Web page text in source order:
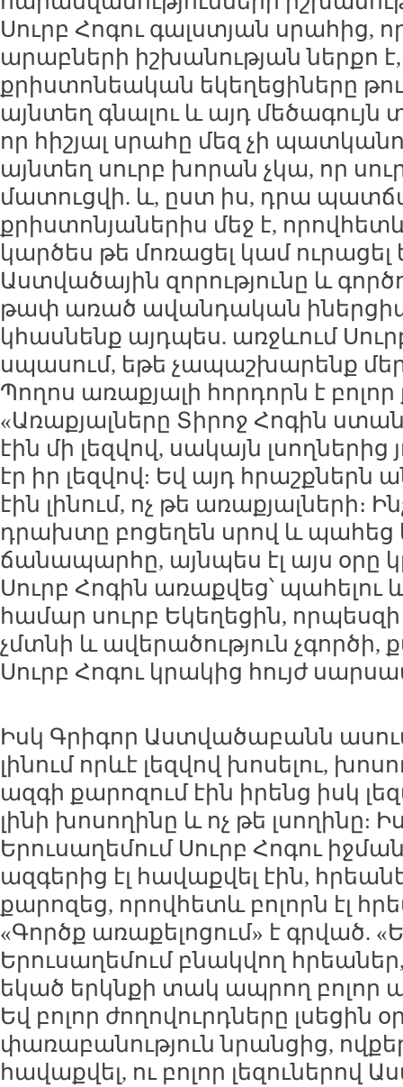
Սուրբ Հոգու գալստյան սրահից,
արաբների իշխանության ներքո է,
քրիստոնեական եկեղեցիները
այնտեղ գնալու և այդ մեծագույն
որ հիշյալ սրահը մեզ չի
այնտեղ սուրբ խորան չկա, որ
մատուցվի. և, ըստ իս, դրա
քրիստոնյաներիս մեջ է,
կարծես թե մոռացել կամ ուրացել
Աստվածային զորությունը և
թափ առած ավանդական
կհասնենք այդպես. առջևում
սպասում, եթե չապաշխարենք
Պողոս առաքյալի հորդորն է
«Առաքյալները Տիրոջ Հոգին
էին մի լեզվով, սակայն լսողներից
էր իր լեզվով: Եվ այդ
էին լինում, ոչ թե
դրախտը բոցեղեն սրով և պահեց
ճանապարհը, այնպես էլ այս օրը
Սուրբ Հոգին առաքվեց՝
համար սուրբ Եկեղեցին,
չմտնի և ավերածություն
Սուրբ Հոգու կրակից հույժ
Իսկ Գրիգոր Աստվածաբանն
լինում որևէ լեզվով խոսելու,
ազգի քարոզում էին իրենց իսկ
լինի խոսողինը և ոչ թե լսողինը:
Երուսաղեմում Սուրբ Հոգու իջման
ազգերից էլ հավաքվել էին,
քարոզեց, որովհետև բոլորն էլ
«Գործք առաքելոցում» է գրված.
Երուսաղեմում բնակվող
եկած երկնքի տակ ապրող բոլոր
Եվ բոլոր ժողովուրդները լսեցին
փառաբանություն նրանցից,
հավաքվել, ու բոլոր լեզուներով